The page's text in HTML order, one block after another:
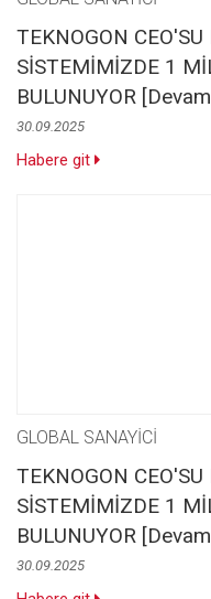
TEKNOGON
SİSTEMİMİZDE 1
BULUNUYOR
30.09.2025
Habere git
GLOBAL SANAYİCİ
TEKNOGON
SİSTEMİMİZDE 1
BULUNUYOR
30.09.2025